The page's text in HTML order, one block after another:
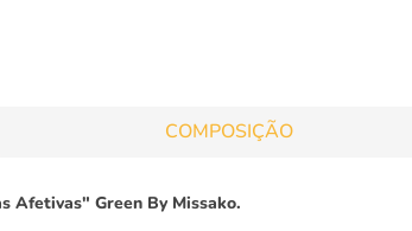
COMPOSIÇÃO
Afetivas" Green By Missako.